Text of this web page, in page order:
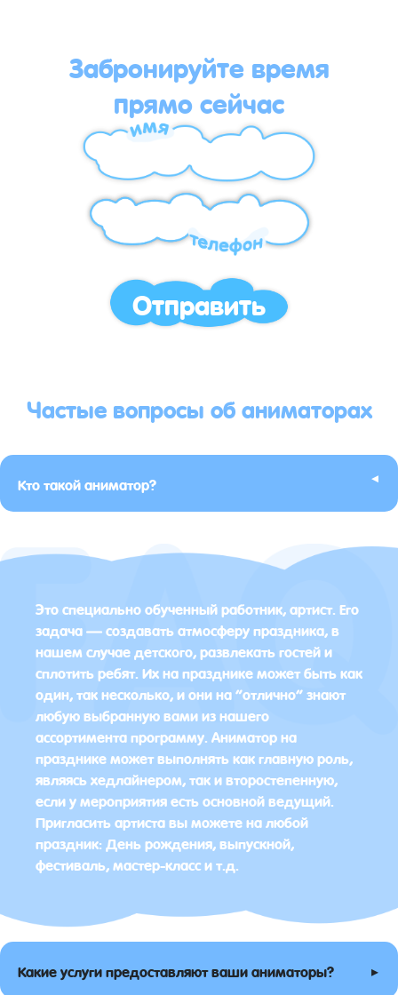
Забронируйте время
прямо сейчас
Отправить
Частые вопросы об аниматорах
Кто такой аниматор? ▸
Это специально обученный работник, артист. Его
задача — создавать атмосферу праздника, в
нашем случае детского, развлекать гостей и
сплотить ребят. Их на празднике может быть как
один, так несколько, и они на “отлично” знают
любую выбранную вами из нашего
ассортимента программу. Аниматор на
празднике может выполнять как главную роль,
являясь хедлайнером, так и второстепенную,
если у мероприятия есть основной ведущий.
Пригласить артиста вы можете на любой
праздник: День рождения, выпускной,
фестиваль, мастер-класс и т.д.
Какие услуги предоставляют ваши аниматоры? ▸